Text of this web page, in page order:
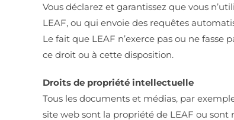
Vous déclarez et garantissez que vous
LEAF, ou qui envoie des requêtes
Le fait que LEAF n’exerce pas ou ne
ce droit ou à cette disposition.
Droits de propriété intellectuelle
Tous les documents et médias, par
site web sont la propriété de LEAF ou sont